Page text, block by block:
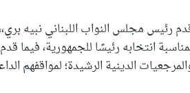
رئيس مجلس النواب اللبناني نبيه
انتخابه رئيسًا للجمهورية،
الدينية الرشيدة؛ لمواقفهم